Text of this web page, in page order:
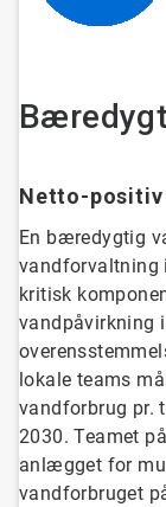
Netto-positiv
En bæredygtig
vandforvaltning
kritisk
vandpåvirkning i
lokale teams
vandforbrug pr.
2030. Teamet
anlægget for
vandforbruget